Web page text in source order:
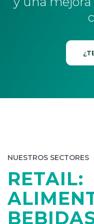
NUESTROS SECTORES
RETAIL: